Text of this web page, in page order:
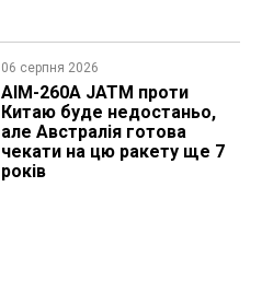
06 серпня 2026
AIM-260A JATM проти
Китаю буде недостаньо,
але Австралія готова
чекати на цю ракету ще 7
років